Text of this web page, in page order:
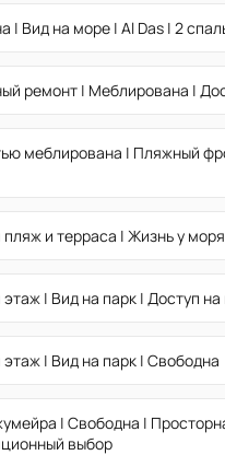
| Вид на море | Al Das | 2
ремонт | Меблирована |
меблирована | Пляжный
и терраса | Жизнь у моря
| Вид на парк | Доступ
| Вид на парк | Свободна
| Свободна |
выбор